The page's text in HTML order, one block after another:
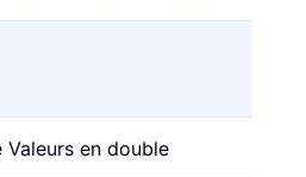
en double